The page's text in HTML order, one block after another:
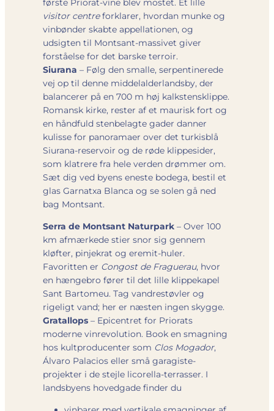
første Priorat-vine blev mostet. Et lille
visitor centreforklarer, hvordan munke og
vinbønder skabte appellationen, og
udsigten til Montsant-massivet giver
forståelse for det barske terroir.
Siurana – Følg den smalle, serpentinerede
vej op til denne middelalderlandsby, der
balancerer på en 700 m høj kalkstensklippe.
Romansk kirke, rester af et maurisk fort og
en håndfuld stenbelagte gader danner
kulisse for panoramaer over det turkisblå
Siurana-reservoir og de røde klippesider,
som klatrere fra hele verden drømmer om.
Sæt dig ved byens eneste bodega, bestil et
glas Garnatxa Blanca og se solen gå ned
bag Montsant.
Serra de Montsant Naturpark – Over 100
km afmærkede stier snor sig gennem
kløfter, pinjekrat og eremit-huler.
Favoritten er Congost de Fraguerau, hvor
en hængebro fører til det lille klippekapel
Sant Bartomeu. Tag vandrestøvler og
rigeligt vand; her er næsten ingen skygge.
Gratallops – Epicentret for Priorats
moderne vinrevolution. Book en smagning
hos kultproducenter som Clos Mogador,
Álvaro Palacios eller små garagiste-
projekter i de stejle licorella-terrasser. I
landsbyens hovedgade finder du